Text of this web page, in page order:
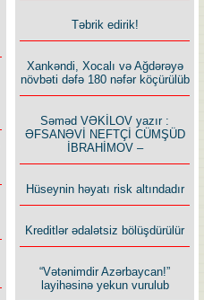
Təbrik edirik!
Xankəndi, Xocalı və Ağdərəyə
növbəti dəfə 180 nəfər köçürülüb
Səməd VƏKİLOV yazır :
ƏFSANƏVİ NEFTÇİ CÜMŞÜD
İBRAHİMOV –
Hüseynin həyatı risk altındadır
Kreditlər ədalətsiz bölüşdürülür
“Vətənimdir Azərbaycan!”
layihəsinə yekun vurulub